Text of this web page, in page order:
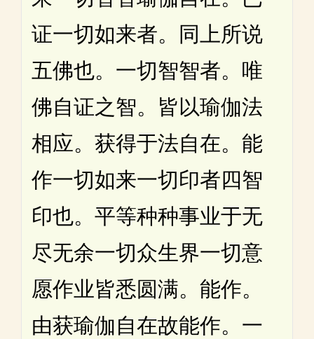
证一切如来者。同上所说
五佛也。一切智智者。唯
佛自证之智。皆以瑜伽法
相应。获得于法自在。能
作一切如来一切印者四智
印也。平等种种事业于无
尽无余一切众生界一切意
愿作业皆悉圆满。能作。
由获瑜伽自在故能作。一